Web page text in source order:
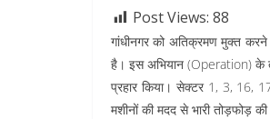
Post Views: 88
गांधीनगर को अतिक्रमण मुक्त करने
है। इस अभियान (Operation) के
प्रहार किया। सेक्टर 1, 3, 16,
मशीनों की मदद से भारी तोड़फोड़